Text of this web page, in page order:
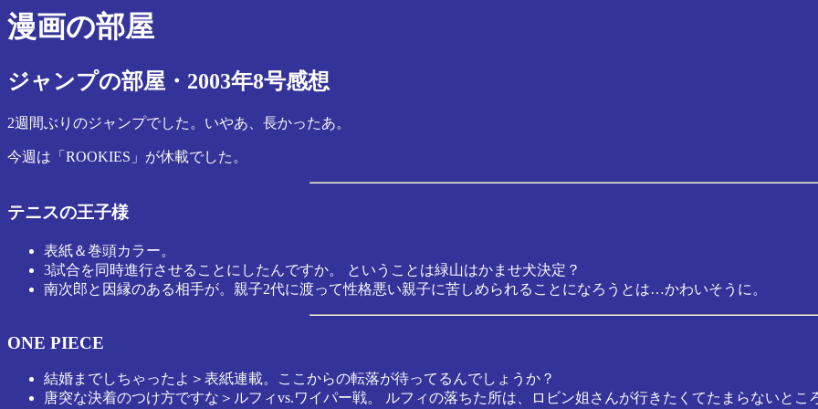
漫画の部屋
ジャンプの部屋・2003年8号感想
2週間ぶりのジャンプでした。いやあ、長かったあ。
今週は「ROOKIES」が休載でした。
テニスの王子様
表紙＆巻頭カラー。
3試合を同時進行させることにしたんですか。 ということは緑山はかませ犬決定？
南次郎と因縁のある相手が。親子2代に渡って性格悪い親子に苦しめられることになろうとは…かわいそうに。
ONE PIECE
結婚までしちゃったよ＞表紙連載。ここからの転落が待ってるんでしょうか？
唐突な決着のつけ方ですな＞ルフィvs.ワイパー戦。 ルフィの落ちた所は、ロビン姐さんが行きたくてたまらないとこ